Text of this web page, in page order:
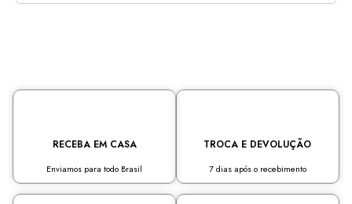
RECEBA EM CASA
Enviamos para todo Brasil
TROCA E DEVOLUÇÃO
7 dias após o recebimento